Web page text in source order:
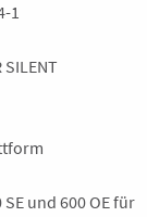
1
und 600 OE für